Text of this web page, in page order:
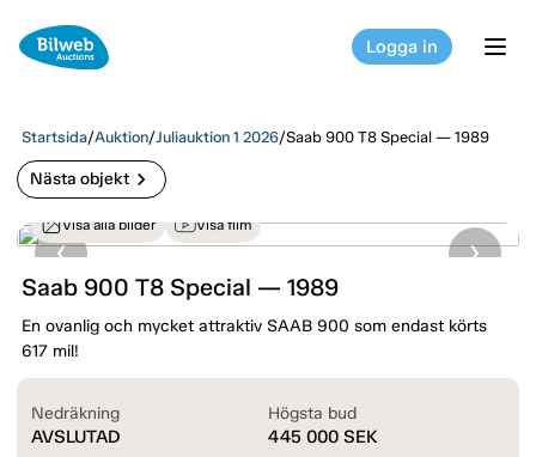
Logga in
Startsida/Auktion/Juliauktion 1 2026/Saab 900 T8 Special — 1989
Nästa objekt chevron_right
Visa alla bilder Visa film
Saab 900 T8 Special — 1989
En ovanlig och mycket attraktiv SAAB 900 som endast körts
617 mil!
Nedräkning
AVSLUTAD
Högsta bud
445 000 SEK